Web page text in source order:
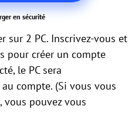
en sécurité
sur 2 PC. Inscrivez-vous et
pour créer un compte
le PC sera
au compte. (Si vous vous
, vous pouvez vous